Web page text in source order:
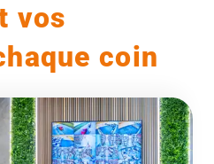
vos
coin